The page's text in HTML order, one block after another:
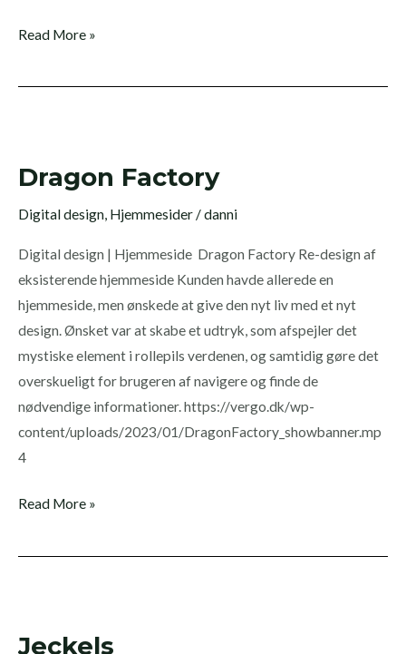
Read More »
Dragon Factory
Digital design, Hjemmesider /danni
Digital design | Hjemmeside Dragon Factory Re-design af
eksisterende hjemmeside Kunden havde allerede en
hjemmeside, men ønskede at give den nyt liv med et nyt
design. Ønsket var at skabe et udtryk, som afspejler det
mystiske element i rollepils verdenen, og samtidig gøre det
overskueligt for brugeren af navigere og finde de
nødvendige informationer. https://vergo.dk/wp-
content/uploads/2023/01/DragonFactory_showbanner.mp
4
Read More »
Jeckels